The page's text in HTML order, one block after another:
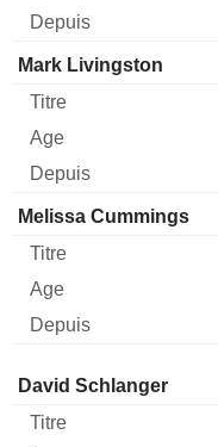
Mark Livingston
Melissa Cummings
Administrateur Titre
David Schlanger